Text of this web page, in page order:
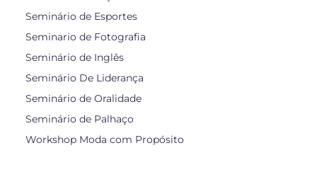
Seminário de Esportes
Seminario de Fotografia
Seminário de Inglês
Seminário De Liderança
Seminário de Oralidade
Seminário de Palhaço
Workshop Moda com Propósito